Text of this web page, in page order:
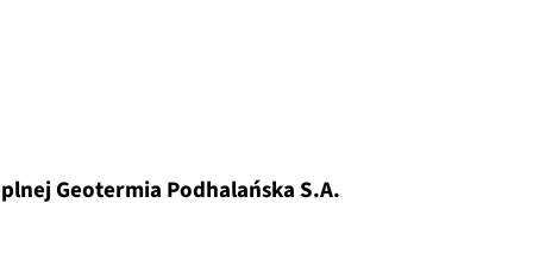
Geotermia Podhalańska S.A.